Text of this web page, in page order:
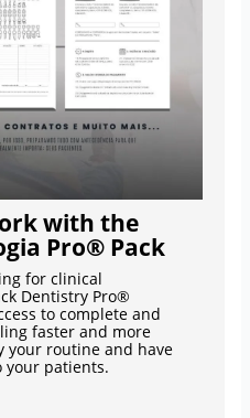
with the
Pro® Pack
for clinical
Dentistry Pro®
to complete and
faster and more
your routine and have
your patients.